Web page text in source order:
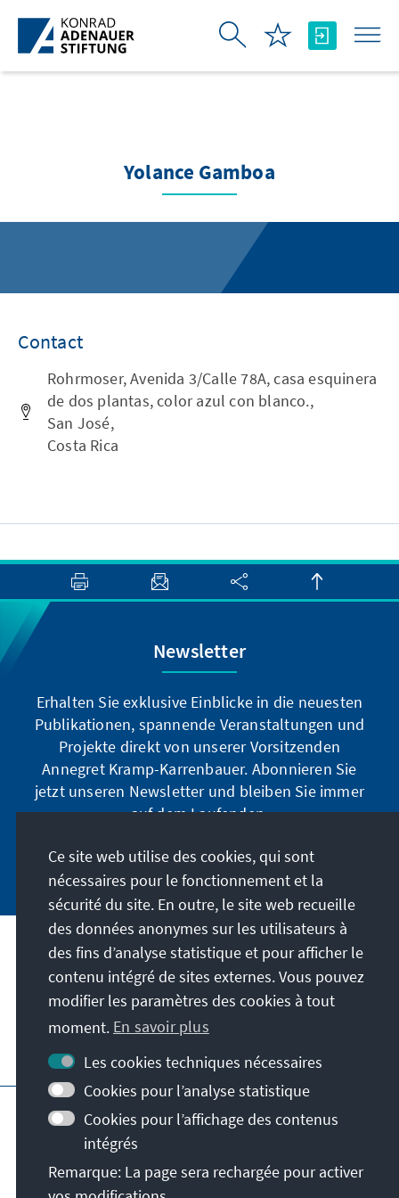
Saut au contenu principal
Yolance Gamboa
Contact
Rohrmoser, Avenida 3/Calle 78A, casa esquinera
de dos plantas, color azul con blanco.,
San José,
Costa Rica
Newsletter
Erhalten Sie exklusive Einblicke in die neuesten
Publikationen, spannende Veranstaltungen und
Projekte direkt von unserer Vorsitzenden
Annegret Kramp-Karrenbauer. Abonnieren Sie
jetzt unseren Newsletter und bleiben Sie immer
auf dem Laufenden.
Jetzt abonnieren
Notre mission
Contact
Autres offres de la fondation
Impressum
Protection des données
Conditions d'utilisation
Déclaration d'accessibilité
Plan du site
Ce site web utilise des cookies, qui sont
nécessaires pour le fonctionnement et la
sécurité du site. En outre, le site web recueille
des données anonymes sur les utilisateurs à
des fins d’analyse statistique et pour afficher le
contenu intégré de sites externes. Vous pouvez
modifier les paramètres des cookies à tout
moment. En savoir plus
Les cookies techniques nécessaires
Cookies pour l’analyse statistique
Cookies pour l’affichage des contenus
intégrés
Remarque: La page sera rechargée pour activer